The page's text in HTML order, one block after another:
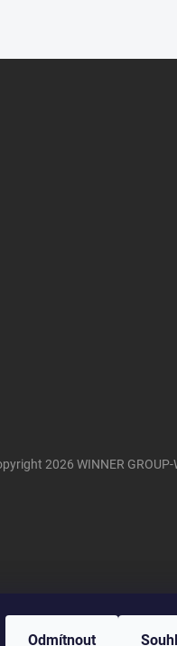
Odmítnout
2026 WINNER GROUP-